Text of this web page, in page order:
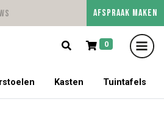
Persoonlijk advies op
AFSPRAAK MAKEN
0
op een tafel met stoelen!
Kasten Tuintafels